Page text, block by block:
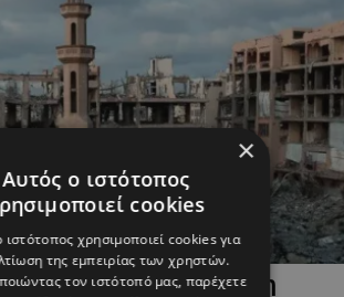
ΜΑΤΙΑ ΣΤΟΝ ΚΟΣΜΟ
πόλεμος ούτε ειρήνη
×
Αυτός ο ιστότοπος
cookies
ιστότοπος χρησιμοποιεί cookies για
της εμπειρίας των χρηστών.
τον ιστότοπό μας, παρέχετε